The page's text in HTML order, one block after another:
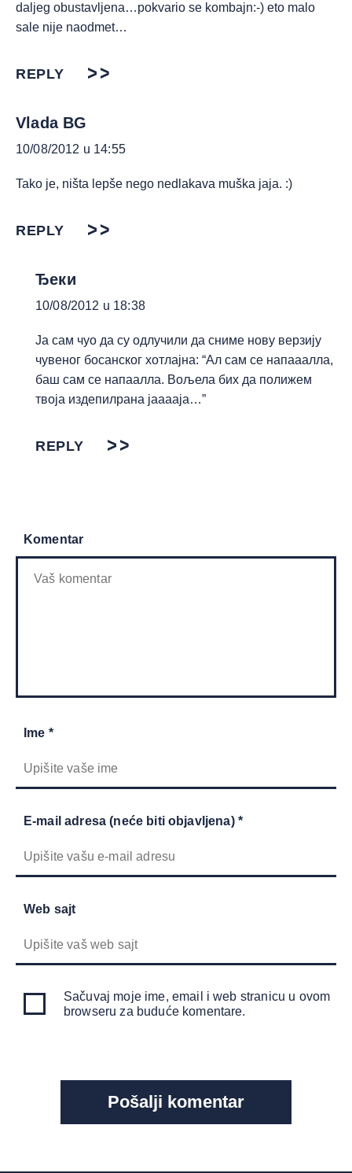
daljeg obustavljena…pokvario se kombajn:-) eto malo
sale nije naodmet…
REPLY
Vlada BG
10/08/2012 u 14:55
Tako je, ništa lepše nego nedlakava muška jaja. :)
REPLY
Ђеки
10/08/2012 u 18:38
Ја сам чуо да су одлучили да сниме нову верзију
чувеног босанског хотлајна: “Ал сам се напааалла,
баш сам се напаалла. Вољела бих да полижем
твоја издепилрана јааааја…”
REPLY
Komentar
Ime *
E-mail adresa (neće biti objavljena) *
Web sajt
Sačuvaj moje ime, email i web stranicu u ovom
browseru za buduće komentare.